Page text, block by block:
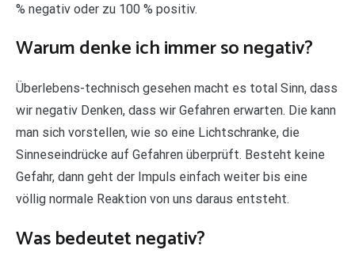
% negativ oder zu 100 % positiv.
Warum denke ich immer so negativ?
Überlebens-technisch gesehen macht es total Sinn, dass
wir negativ Denken, dass wir Gefahren erwarten. Die kann
man sich vorstellen, wie so eine Lichtschranke, die
Sinneseindrücke auf Gefahren überprüft. Besteht keine
Gefahr, dann geht der Impuls einfach weiter bis eine
völlig normale Reaktion von uns daraus entsteht.
Was bedeutet negativ?